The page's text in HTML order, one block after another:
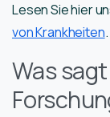
Lesen Sie hier
von Krankheiten.
Was